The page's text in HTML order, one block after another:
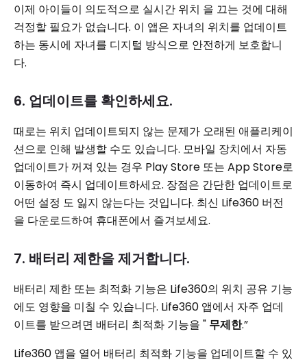
이제 아이들이 의도적으로 실시간 위치 을 끄는 것에 대해
걱정할 필요가 없습니다. 이 앱은 자녀의 위치를 ​​업데이트
하는 동시에 자녀를 디지털 방식으로 안전하게 보호합니
다.
6. 업데이트를 확인하세요.
때로는 위치 업데이트되지 않는 문제가 오래된 애플리케이
션으로 인해 발생할 수도 있습니다. 모바일 장치에서 자동
업데이트가 꺼져 있는 경우 Play Store 또는 App Store로
이동하여 즉시 업데이트하세요. 장점은 간단한 업데이트로
어떤 설정 도 잃지 않는다는 것입니다. 최신 Life360 버전
을 다운로드하여 휴대폰에서 즐겨보세요.
7. 배터리 제한을 제거합니다.
배터리 제한 또는 최적화 기능은 Life360의 위치 공유 기능
에도 영향을 미칠 수 있습니다. Life360 앱에서 자주 업데
이트를 받으려면 배터리 최적화 기능을 " 무제한.”
Life360 앱을 열어 배터리 최적화 기능을 업데이트할 수 있